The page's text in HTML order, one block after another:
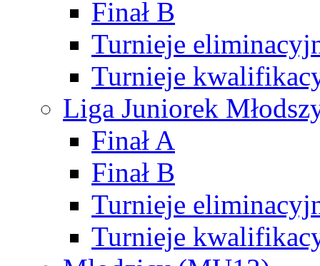
Finał B
Turnieje
Turnieje
Liga Juniorek
Finał A
Finał B
Turnieje
Turnieje